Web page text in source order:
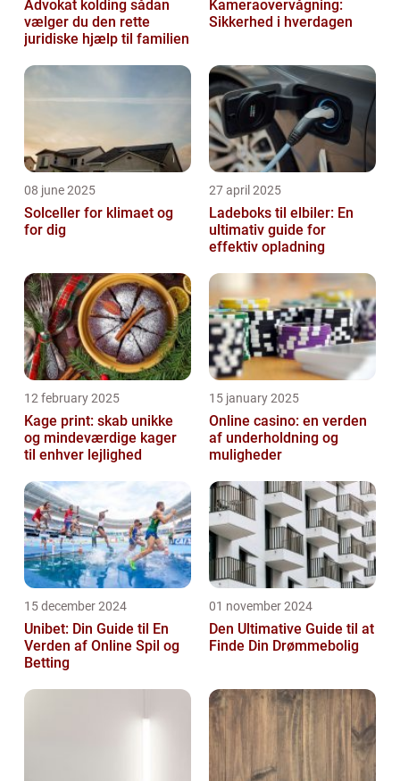
Advokat kolding sådan
vælger du den rette
juridiske hjælp til familien
Kameraovervågning:
Sikkerhed i hverdagen
08 june 2025
Solceller for klimaet og
for dig
27 april 2025
Ladeboks til elbiler: En
ultimativ guide for
effektiv opladning
12 february 2025
Kage print: skab unikke
og mindeværdige kager
til enhver lejlighed
15 january 2025
Online casino: en verden
af underholdning og
muligheder
15 december 2024
Unibet: Din Guide til En
Verden af Online Spil og
Betting
01 november 2024
Den Ultimative Guide til at
Finde Din Drømmebolig